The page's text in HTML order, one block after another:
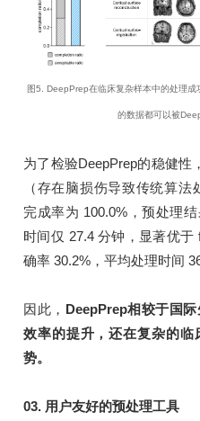
图5. DeepPrep在临床复杂样本中的处理
的数据都可以被
为了检验DeepPrep的稳健性
（存在脑损伤导致传统算
完成率为 100.0%，预处理
时间仅 27.4 分钟，显著优
确率 30.2%，平均处理时间
因此， DeepPrep相较于国
效率的提升，还在复杂的
势。
03. 用户友好的预处理工具